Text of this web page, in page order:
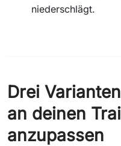
niederschlägt.
Drei
an deinen
anzupassen